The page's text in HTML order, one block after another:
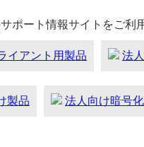
ポート情報サイトをご利
イアント用製品 法
製品 法人向け暗号